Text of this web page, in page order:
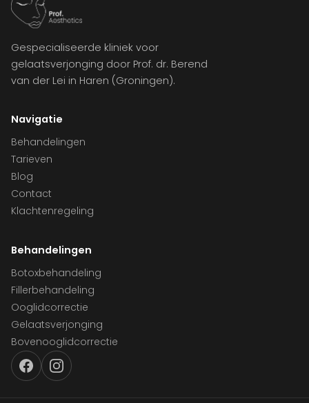
Gespecialiseerde kliniek voor
gelaatsverjonging door Prof. dr. Berend
van der Lei in Haren (Groningen).
Navigatie
Behandelingen
Tarieven
Blog
Contact
Klachtenregeling
Behandelingen
Botoxbehandeling
Fillerbehandeling
Ooglidcorrectie
Gelaatsverjonging
Bovenooglidcorrectie